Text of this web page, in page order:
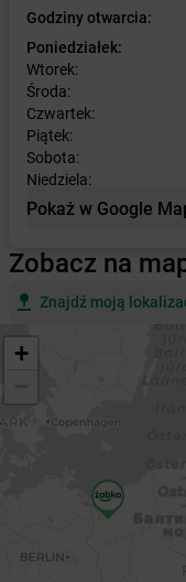
Godziny otwarcia:
Poniedziałek:
Wtorek:
Środa:
Czwartek:
Piątek:
Sobota:
Niedziela:
Pokaż w Google
Zobacz na
Znajdź moją
+